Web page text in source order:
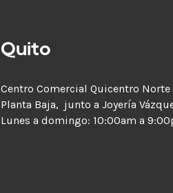
Quito
Centro Comercial Quicentro Norte
Planta Baja, junto a Joyería
Lunes a domingo: 10:00am a